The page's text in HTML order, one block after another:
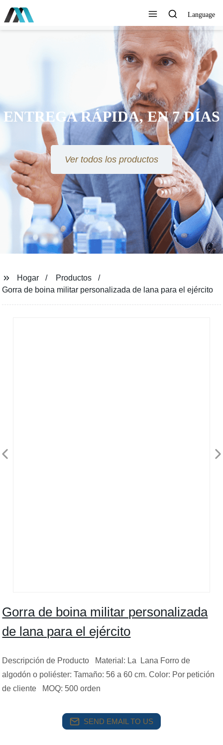
Language
ENTREGA RÁPIDA, EN 7 DÍAS
Ver todos los productos
Hogar
Productos
Gorra de boina militar personalizada de lana para el ejército
Gorra de boina militar personalizada
de lana para el ejército
Descripción de Producto Material: La Lana Forro de
algodón o poliéster: Tamaño: 56 a 60 cm. Color: Por petición
de cliente MOQ: 500 orden
SEND EMAIL TO US